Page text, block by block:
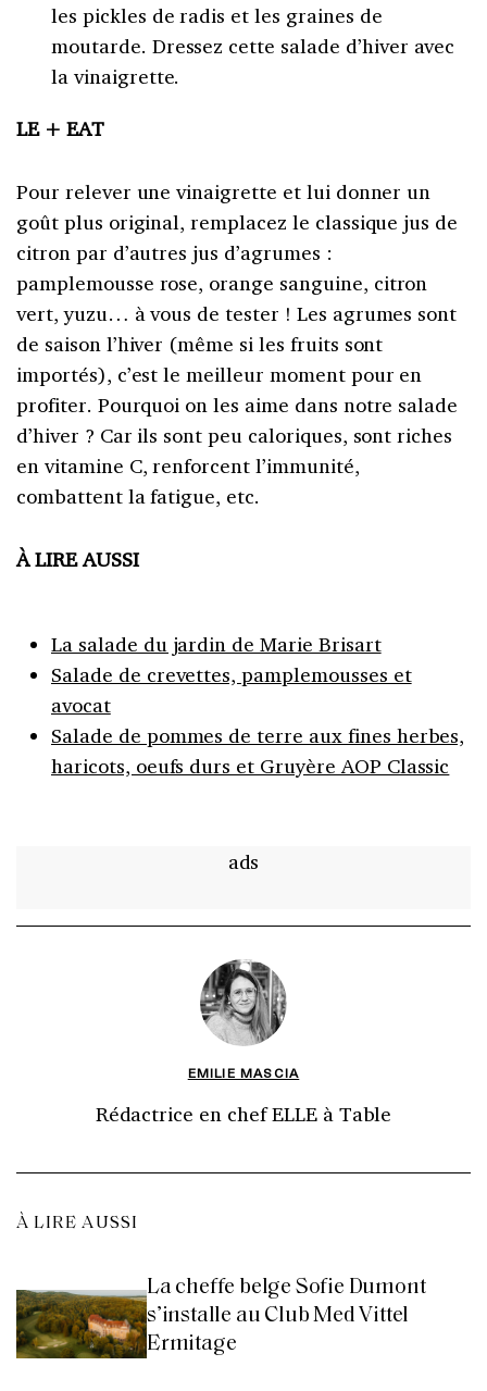
les pickles de radis et les graines de
moutarde. Dressez cette salade d’hiver avec
la vinaigrette.
LE + EAT
Pour relever une vinaigrette et lui donner un
goût plus original, remplacez le classique jus de
citron par d’autres jus d’agrumes :
pamplemousse rose, orange sanguine, citron
vert, yuzu… à vous de tester ! Les agrumes sont
de saison l’hiver (même si les fruits sont
importés), c’est le meilleur moment pour en
profiter. Pourquoi on les aime dans notre salade
d’hiver ? Car ils sont peu caloriques, sont riches
en vitamine C, renforcent l’immunité,
combattent la fatigue, etc.
À LIRE AUSSI
La salade du jardin de Marie Brisart
Salade de crevettes, pamplemousses et
avocat
Salade de pommes de terre aux fines herbes,
haricots, oeufs durs et Gruyère AOP Classic
ads
EMILIE MASCIA
Rédactrice en chef ELLE à Table
À LIRE AUSSI
La cheffe belge Sofie Dumont
s’installe au Club Med Vittel
Ermitage